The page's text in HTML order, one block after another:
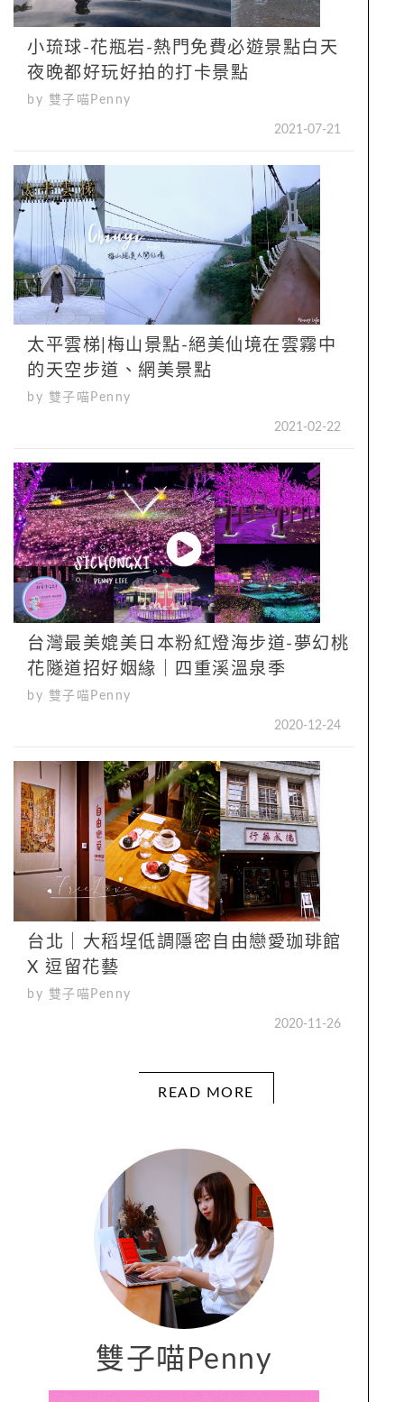
小琉球-花瓶岩-熱門免費必遊景點白天
夜晚都好玩好拍的打卡景點
by 雙子喵Penny
2021-07-21
太平雲梯|梅山景點-絕美仙境在雲霧中
的天空步道、網美景點
by 雙子喵Penny
2021-02-22
台灣最美媲美日本粉紅燈海步道-夢幻桃
花隧道招好姻緣｜四重溪溫泉季
by 雙子喵Penny
2020-12-24
台北｜大稻埕低調隱密自由戀愛珈琲館
X 逗留花藝
by 雙子喵Penny
2020-11-26
READ MORE
雙子喵Penny